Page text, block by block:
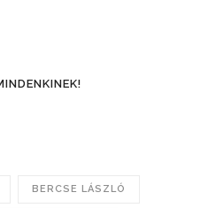
BERCSE LÁSZLÓ